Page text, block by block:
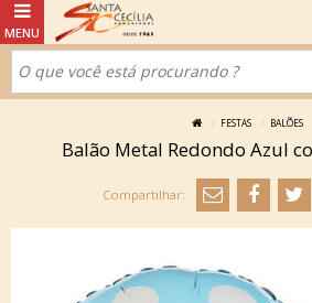
FESTAS BALÕES
Balão Metal Redondo Azul